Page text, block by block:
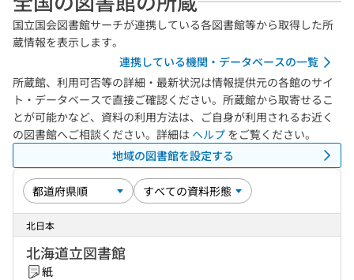
国立国会図書館サーチが連携している各図書館等から取得した所
蔵情報を表示します。
連携している機関・データベースの一覧
所蔵館、利用可否等の詳細・最新状況は情報提供元の各館のサイ
ト・データベースで直接ご確認ください。所蔵館から取寄せるこ
とが可能かなど、資料の利用方法は、ご自身が利用されるお近く
の図書館へご相談ください。詳細は ヘルプ をご覧ください。
地域の図書館を設定する
北日本
北海道立図書館
紙